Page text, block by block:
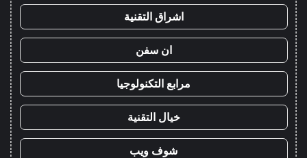
اشراق التقنية
ان سفن
مرابع التكنولوجيا
خيال التقنية
شوف ويب